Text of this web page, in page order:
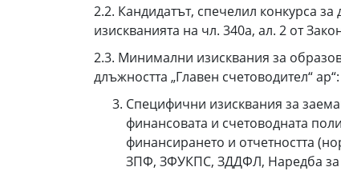
2.2. Кандидатът, спечелил конкурса
изискванията на чл. 340а, ал. 2 от
2.3. Минимални изисквания за
длъжността „Главен счетоводител“ ар“:
Специфични изисквания за
финансовата и счетоводната
финансирането и отчетността
ЗПФ, ЗФУКПС, ЗДДФЛ, Наредба за